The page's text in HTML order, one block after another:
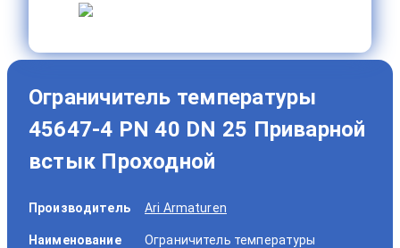
Ограничитель температуры
45647-4 PN 40 DN 25 Приварной
встык Проходной
Производитель Ari Armaturen
Наименование
Ограничитель температуры